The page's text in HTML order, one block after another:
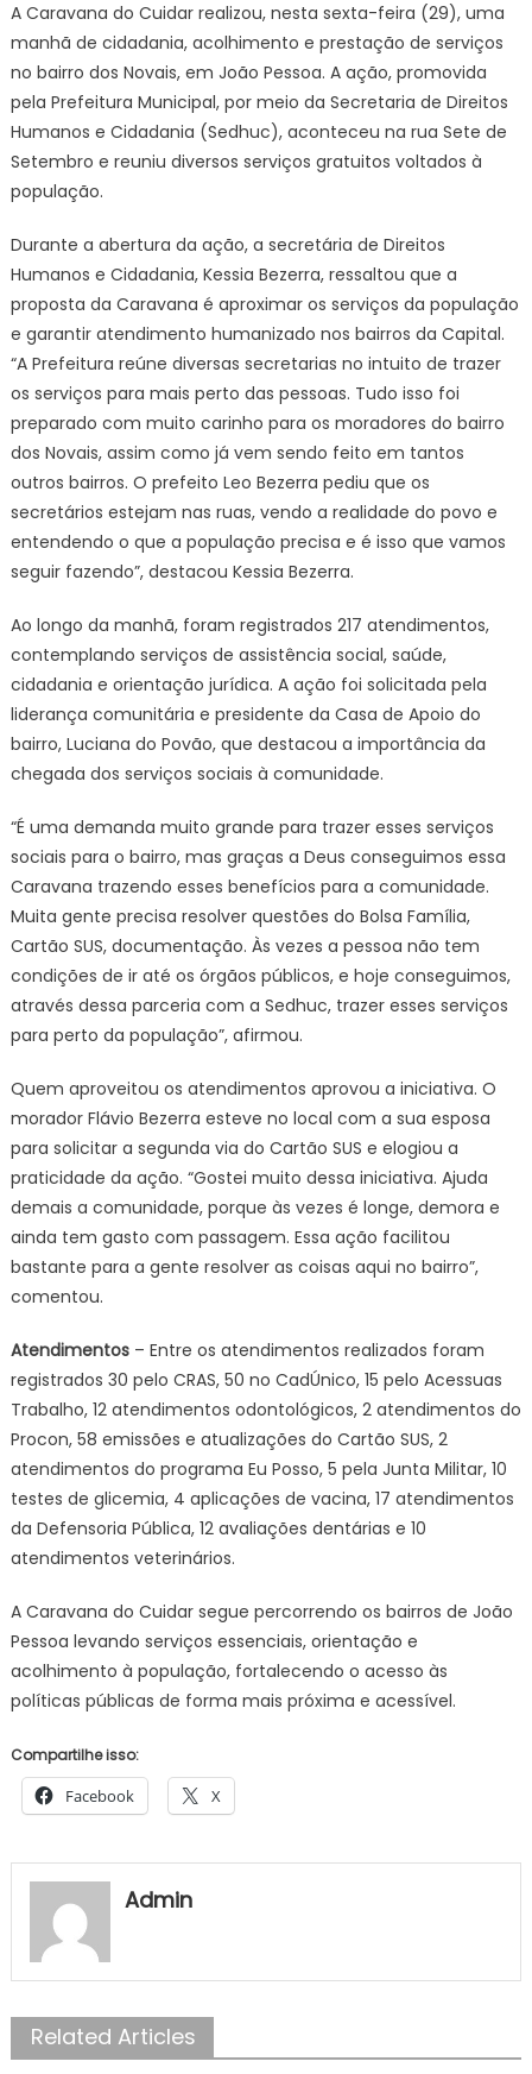
Cuidar
realiza
mais
de
200
no
bairro
dos
A Caravana do Cuidar realizou, nesta sexta-feira (29), uma
manhã de cidadania, acolhimento e prestação de serviços
no bairro dos Novais, em João Pessoa. A ação, promovida
pela Prefeitura Municipal, por meio da Secretaria de Direitos
Humanos e Cidadania (Sedhuc), aconteceu na rua Sete de
Setembro e reuniu diversos serviços gratuitos voltados à
população.
Durante a abertura da ação, a secretária de Direitos
Humanos e Cidadania, Kessia Bezerra, ressaltou que a
proposta da Caravana é aproximar os serviços da população
e garantir atendimento humanizado nos bairros da Capital.
“A Prefeitura reúne diversas secretarias no intuito de trazer
os serviços para mais perto das pessoas. Tudo isso foi
preparado com muito carinho para os moradores do bairro
dos Novais, assim como já vem sendo feito em tantos
outros bairros. O prefeito Leo Bezerra pediu que os
secretários estejam nas ruas, vendo a realidade do povo e
entendendo o que a população precisa e é isso que vamos
seguir fazendo”, destacou Kessia Bezerra.
Ao longo da manhã, foram registrados 217 atendimentos,
contemplando serviços de assistência social, saúde,
cidadania e orientação jurídica. A ação foi solicitada pela
liderança comunitária e presidente da Casa de Apoio do
bairro, Luciana do Povão, que destacou a importância da
chegada dos serviços sociais à comunidade.
“É uma demanda muito grande para trazer esses serviços
sociais para o bairro, mas graças a Deus conseguimos essa
Caravana trazendo esses benefícios para a comunidade.
Muita gente precisa resolver questões do Bolsa Família,
Cartão SUS, documentação. Às vezes a pessoa não tem
condições de ir até os órgãos públicos, e hoje conseguimos,
através dessa parceria com a Sedhuc, trazer esses serviços
para perto da população”, afirmou.
Quem aproveitou os atendimentos aprovou a iniciativa. O
morador Flávio Bezerra esteve no local com a sua esposa
para solicitar a segunda via do Cartão SUS e elogiou a
praticidade da ação. “Gostei muito dessa iniciativa. Ajuda
demais a comunidade, porque às vezes é longe, demora e
ainda tem gasto com passagem. Essa ação facilitou
bastante para a gente resolver as coisas aqui no bairro”,
comentou.
Atendimentos– Entre os atendimentos realizados foram
registrados 30 pelo CRAS, 50 no CadÚnico, 15 pelo Acessuas
Trabalho, 12 atendimentos odontológicos, 2 atendimentos do
Procon, 58 emissões e atualizações do Cartão SUS, 2
atendimentos do programa Eu Posso, 5 pela Junta Militar, 10
testes de glicemia, 4 aplicações de vacina, 17 atendimentos
da Defensoria Pública, 12 avaliações dentárias e 10
atendimentos veterinários.
A Caravana do Cuidar segue percorrendo os bairros de João
Pessoa levando serviços essenciais, orientação e
acolhimento à população, fortalecendo o acesso às
políticas públicas de forma mais próxima e acessível.
Compartilhe isso:
Facebook X
Admin
Related Articles